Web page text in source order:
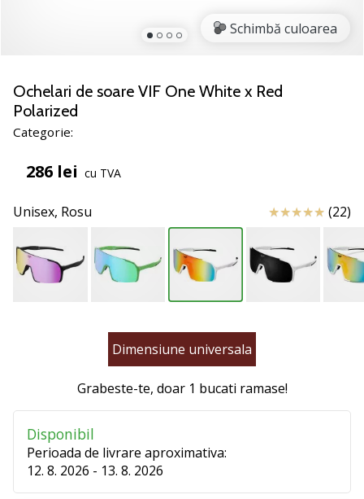
un
fan
al
baschetului
și
Alătură-
nouă
ca
Ambasador
toate
articolele
Schimbă culoarea
Ochelari de soare VIF One White x Red
Polarized
Categorie:
286 lei cu TVA
Unisex, Rosu Review (22)
Dimensiune universala
Grabeste-te, doar 1 bucati ramase!
Disponibil
Perioada de livrare aproximativa:
12. 8. 2026 - 13. 8. 2026